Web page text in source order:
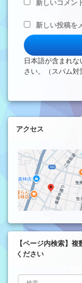
新しいコメン
新しい投稿を
日本語が含まれ
さい。（スパム対
左サイドバー
アクセス
【ページ内検索】
ください
検索: